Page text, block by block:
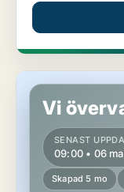
Butikslokal i
Vi
SENAST
09:00 • 06
Skapad 5 mo